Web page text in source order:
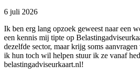
6 juli 2026
Ik ben erg lang opzoek geweest naar een
een kennis mij tipte op
dezelfde sector, maar krijg soms
ik hun toch wil helpen stuur ik ze vanaf
belastingadviseurkaart.nl!